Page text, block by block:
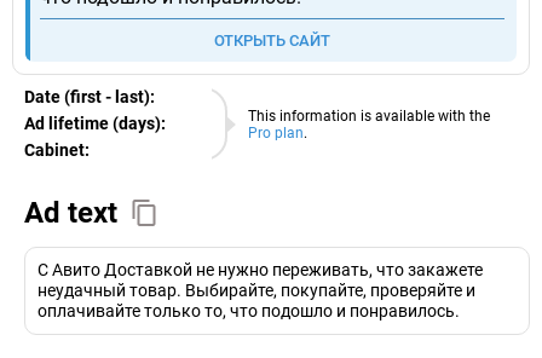
ОТКРЫТЬ САЙТ
This information is available with the
Pro plan.
Date (first - last):
05.08.2026
Ad lifetime (days):
Cabinet:
EURO
Ad text
С Авито Доставкой не нужно переживать, что закажете
неудачный товар. Выбирайте, покупайте, проверяйте и
оплачивайте только то, что подошло и понравилось.